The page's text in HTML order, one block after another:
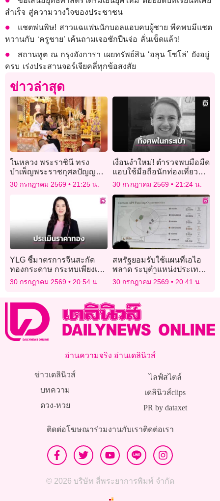
สำเร็จ สู่ความวางใจของประชาชน
แชตพ่นพิษ! สาวแฉแฟนนักบอลแอบคบผู้ชาย พีคพบมีแชต
หวานกับ ‘ครูชาย’ เค้นถามเจอชักปืนจ่อ ลั่นเข็ดแล้ว!
สถานทูต ณ กรุงอังการา เผยทรัพย์สิน ‘ฮลุน โซโล่’ ยังอยู่
ครบ เร่งประสานจอร์เจียคลี่ทุกข้อสงสัย
ข่าวล่าสุด
ในหลวง พระราชินี ทรง
บำเพ็ญพระราชกุศลปัญญา
สมวาร (50 วัน) พระราชทาน
พระศพ เจ้าฟ้าพัชรกิติยาภาฯ
30 กรกฎาคม 2569 21:25 น.
เงื่อนงำใหม่! ตำรวจพบมือมืด
แอบใช้มือถือนักท่องเที่ยว
สาว หลังถูกฆ่าหมกกระเป๋า
เดินทาง
30 กรกฎาคม 2569 21:24 น.
YLG ชี้มาตรการจีนสะกัด
ทองกระดาษ กระทบเพียงเล็ก
น้อย
30 กรกฎาคม 2569 20:54 น.
สหรัฐยอมรับใช้แผนที่เอไอ
พลาด ระบุตำแหน่งประเทศ
แอฟริกาผิดทั้งทวีป
30 กรกฎาคม 2569 20:41 น.
อ่านความจริง อ่านเดลินิวส์
ข่าวเดลินิวส์
บทความ
ดวง-หวย
ไลฟ์สไตล์
เดลินิวส์clips
PR by dataxet
ติดต่อโฆษณาร่วมงานกับเราติดต่อเรา
© 2026 บริษัท สี่พระยาการพิมพ์ จำกัด